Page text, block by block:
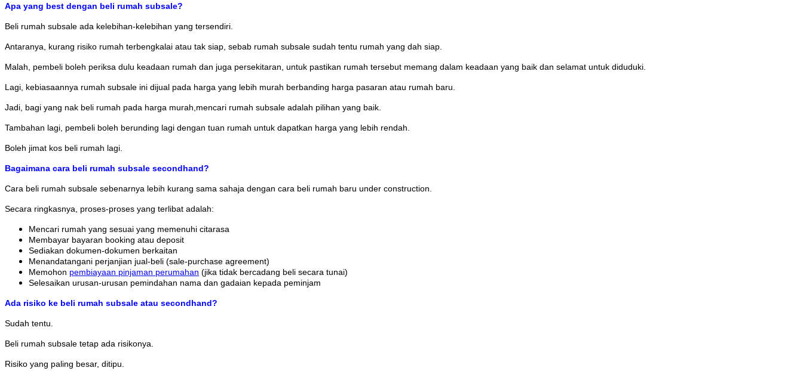
Apa yang best dengan beli rumah subsale?
Beli rumah subsale ada kelebihan-kelebihan yang tersendiri.
Antaranya, kurang risiko rumah terbengkalai atau tak siap, sebab rumah subsale sudah tentu rumah yang dah siap.
Malah, pembeli boleh periksa dulu keadaan rumah dan juga persekitaran, untuk pastikan rumah tersebut memang dalam keadaan yang baik dan selamat untuk diduduki.
Lagi, kebiasaannya rumah subsale ini dijual pada harga yang lebih murah berbanding harga pasaran atau rumah baru.
Jadi, bagi yang nak beli rumah pada harga murah,mencari rumah subsale adalah pilihan yang baik.
Tambahan lagi, pembeli boleh berunding lagi dengan tuan rumah untuk dapatkan harga yang lebih rendah.
Boleh jimat kos beli rumah lagi.
Bagaimana cara beli rumah subsale secondhand?
Cara beli rumah subsale sebenarnya lebih kurang sama sahaja dengan cara beli rumah baru under construction.
Secara ringkasnya, proses-proses yang terlibat adalah:
Mencari rumah yang sesuai yang memenuhi citarasa
Membayar bayaran booking atau deposit
Sediakan dokumen-dokumen berkaitan
Menandatangani perjanjian jual-beli (sale-purchase agreement)
Memohon pembiayaan pinjaman perumahan (jika tidak bercadang beli secara tunai)
Selesaikan urusan-urusan pemindahan nama dan gadaian kepada peminjam
Ada risiko ke beli rumah subsale atau secondhand?
Sudah tentu.
Beli rumah subsale tetap ada risikonya.
Risiko yang paling besar, ditipu.